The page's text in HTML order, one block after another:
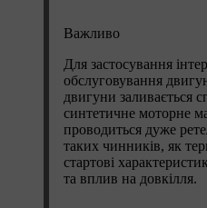
Важливо
Для застосування
обслуговування
двигуни заливається
синтетичне моторне
проводиться дуже
таких чинників, як
стартові
та вплив на довкілля.